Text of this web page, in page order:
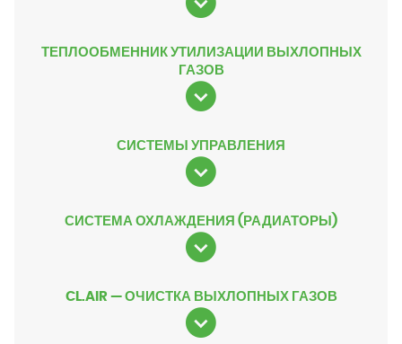
ТЕПЛООБМЕННИК УТИЛИЗАЦИИ ВЫХЛОПНЫХ
ГАЗОВ
СИСТЕМЫ УПРАВЛЕНИЯ
СИСТЕМА ОХЛАЖДЕНИЯ (РАДИАТОРЫ)
CL.AIR — ОЧИСТКА ВЫХЛОПНЫХ ГАЗОВ